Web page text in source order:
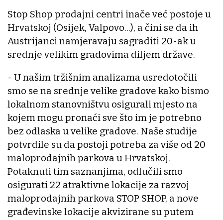
Stop Shop prodajni centri inače već postoje u
Hrvatskoj (Osijek, Valpovo...), a čini se da ih
Austrijanci namjeravaju sagraditi 20-ak u
srednje velikim gradovima diljem države.
- U našim tržišnim analizama usredotočili
smo se na srednje velike gradove kako bismo
lokalnom stanovništvu osigurali mjesto na
kojem mogu pronaći sve što im je potrebno
bez odlaska u velike gradove. Naše studije
potvrdile su da postoji potreba za više od 20
maloprodajnih parkova u Hrvatskoj.
Potaknuti tim saznanjima, odlučili smo
osigurati 22 atraktivne lokacije za razvoj
maloprodajnih parkova STOP SHOP, a nove
građevinske lokacije akvizirane su putem